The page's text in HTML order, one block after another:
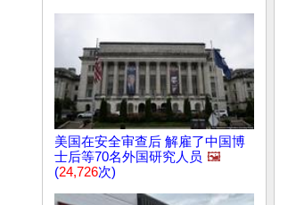
美国在安全审查后 解雇了中国博
士后等70名外国研究人员 🖼️
(24,726次)